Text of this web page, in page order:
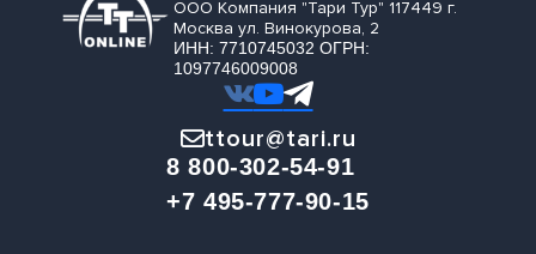
ООО Компания "Тари Тур" 117449 г.
Москва ул. Винокурова, 2
ИНН: 7710745032 ОГРН:
1097746009008
ttour@tari.ru
8 800-302-54-91
+7 495-777-90-15